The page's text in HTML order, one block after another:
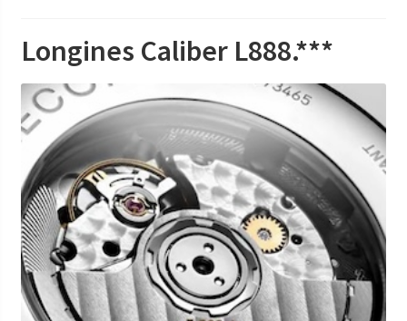
Longines Caliber L888.***